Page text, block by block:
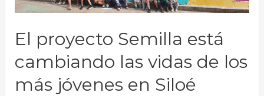
El proyecto Semilla está
cambiando las vidas de los
más jóvenes en Siloé